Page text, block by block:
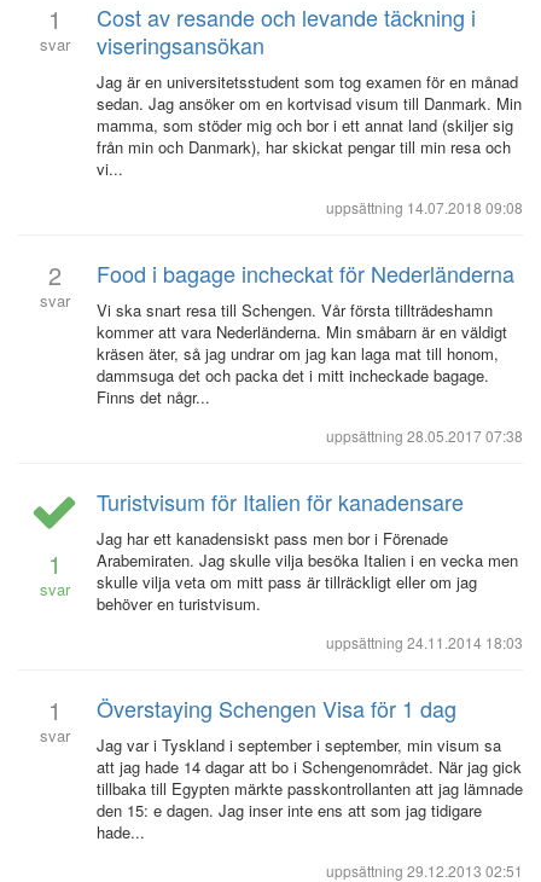
1
svar
Cost av resande och levande täckning i
viseringsansökan
Jag är en universitetsstudent som tog examen för en månad
sedan. Jag ansöker om en kortvisad visum till Danmark. Min
mamma, som stöder mig och bor i ett annat land (skiljer sig
från min och Danmark), har skickat pengar till min resa och
vi...
uppsättning 14.07.2018 09:08
2
svar
Food i bagage incheckat för Nederländerna
Vi ska snart resa till Schengen. Vår första tillträdeshamn
kommer att vara Nederländerna. Min småbarn är en väldigt
kräsen äter, så jag undrar om jag kan laga mat till honom,
dammsuga det och packa det i mitt incheckade bagage.
Finns det någr...
uppsättning 28.05.2017 07:38
1
svar
Turistvisum för Italien för kanadensare
Jag har ett kanadensiskt pass men bor i Förenade
Arabemiraten. Jag skulle vilja besöka Italien i en vecka men
skulle vilja veta om mitt pass är tillräckligt eller om jag
behöver en turistvisum.
uppsättning 24.11.2014 18:03
1
svar
Överstaying Schengen Visa för 1 dag
Jag var i Tyskland i september i september, min visum sa
att jag hade 14 dagar att bo i Schengenområdet. När jag gick
tillbaka till Egypten märkte passkontrollanten att jag lämnade
den 15: e dagen. Jag inser inte ens att som jag tidigare
hade...
uppsättning 29.12.2013 02:51